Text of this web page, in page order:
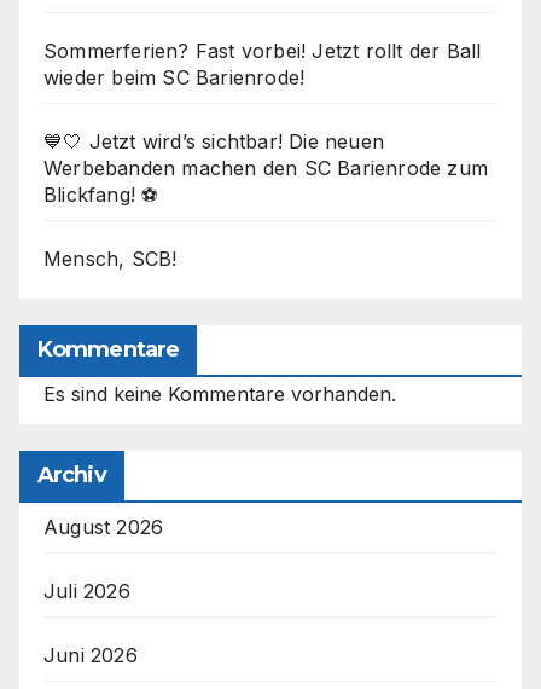
Sommerferien? Fast vorbei! Jetzt rollt der Ball
wieder beim SC Barienrode!
💙🤍 Jetzt wird’s sichtbar! Die neuen
Werbebanden machen den SC Barienrode zum
Blickfang! ⚽
Mensch, SCB!
Kommentare
Es sind keine Kommentare vorhanden.
Archiv
August 2026
Juli 2026
Juni 2026